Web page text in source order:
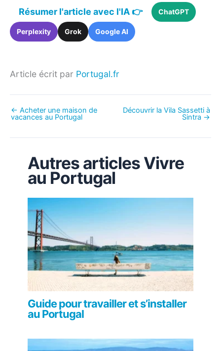
Résumer l'article avec l'IA 👉 ChatGPT
Perplexity Grok Google AI
Article écrit par Portugal.fr
← Acheter une maison de
vacances au Portugal
Découvrir la Vila Sassetti à
Sintra →
Autres articles Vivre
au Portugal
Guide pour travailler et s’installer
au Portugal